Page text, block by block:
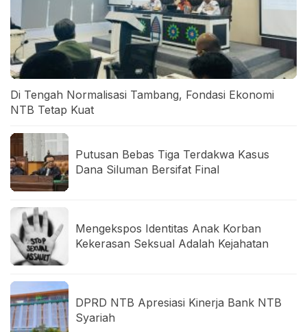
Di Tengah Normalisasi Tambang, Fondasi Ekonomi
NTB Tetap Kuat
Putusan Bebas Tiga Terdakwa Kasus
Dana Siluman Bersifat Final
Mengekspos Identitas Anak Korban
Kekerasan Seksual Adalah Kejahatan
DPRD NTB Apresiasi Kinerja Bank NTB
Syariah